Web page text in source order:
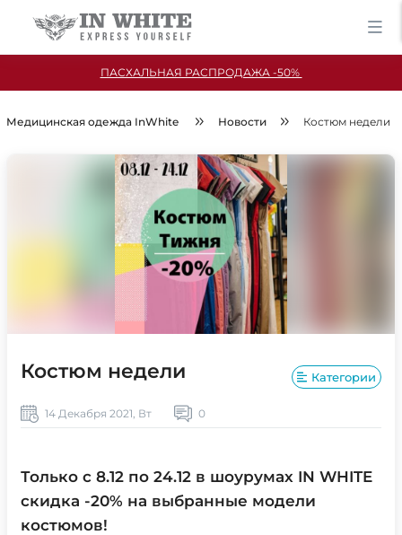
ПАСХАЛЬНАЯ РАСПРОДАЖА -50%
Медицинская одежда InWhite Новости Костюм недели
Костюм недели Категории
14 Декабря 2021, Вт 0
Только с 8.12 по 24.12 в шоурумах IN WHITE
скидка -20% на выбранные модели
костюмов!